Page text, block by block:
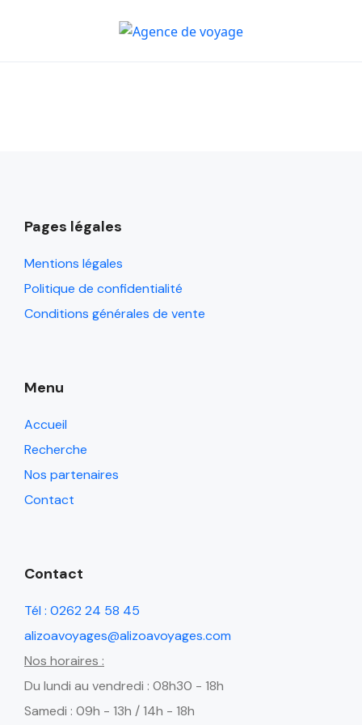
Pages légales
Mentions légales
Politique de confidentialité
Conditions générales de vente
Menu
Accueil
Recherche
Nos partenaires
Contact
Contact
Tél : 0262 24 58 45
alizoavoyages@alizoavoyages.com
Nos horaires :
Du lundi au vendredi : 08h30 - 18h
Samedi : 09h - 13h / 14h - 18h